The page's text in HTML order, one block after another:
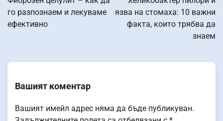
го разпознаем и лекуваме
ефективно
язва на стомаха: 10 важни
факта, които трябва да
знаем
Вашият коментар
Вашият имейл адрес няма да бъде публикуван.